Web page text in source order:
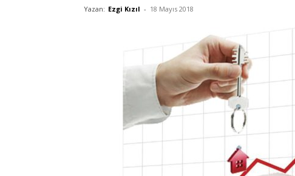
Yazan: Ezgi Kızıl - 18 Mayıs 2018